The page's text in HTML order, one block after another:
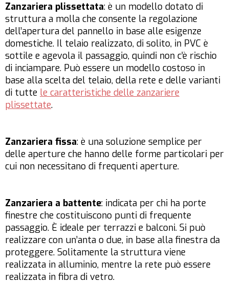
Zanzariera plissettata: è un modello dotato di
struttura a molla che consente la regolazione
dell’apertura del pannello in base alle esigenze
domestiche. Il telaio realizzato, di solito, in PVC è
sottile e agevola il passaggio, quindi non c’è rischio
di inciampare. Può essere un modello costoso in
base alla scelta del telaio, della rete e delle varianti
di tutte le caratteristiche delle zanzariere
plissettate.
Zanzariera fissa: è una soluzione semplice per
delle aperture che hanno delle forme particolari per
cui non necessitano di frequenti aperture.
Zanzariera a battente: indicata per chi ha porte
finestre che costituiscono punti di frequente
passaggio. È ideale per terrazzi e balconi. Si può
realizzare con un’anta o due, in base alla finestra da
proteggere. Solitamente la struttura viene
realizzata in alluminio, mentre la rete può essere
realizzata in fibra di vetro.